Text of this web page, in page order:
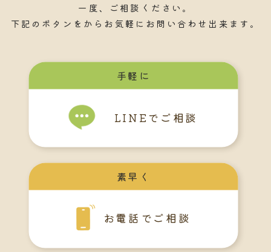
一度、ご相談ください。
下記のボタンをからお気軽にお問い合わせ出来ます。
手軽に
LINEでご相談
素早く
お電話でご相談